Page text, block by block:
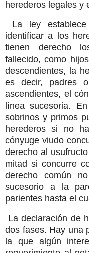
herederos legales y
La ley
identificar a los
tienen derecho
fallecido, como
descendientes, la
es decir, padres
ascendientes, el
línea sucesoria.
sobrinos y primos
herederos si no
cónyuge viudo
derecho al
mitad si concurre
derecho común
sucesorio a la
parientes hasta el
La declaración de
dos fases. Hay una
la que algún